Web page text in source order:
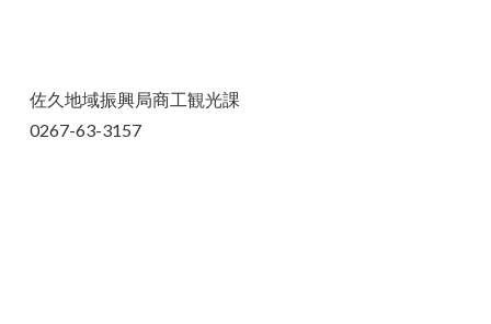
佐久地域振興局商工観光課
0267-63-3157